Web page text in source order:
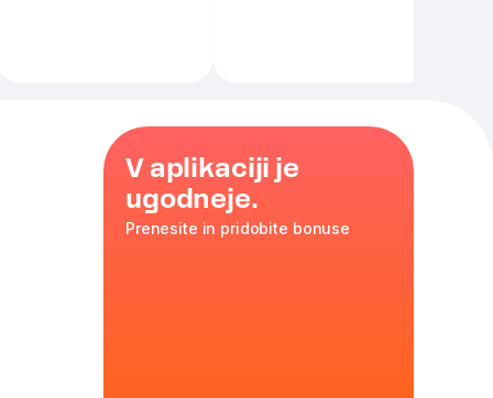
V aplikaciji je
ugodneje.
Prenesite in pridobite bonuse